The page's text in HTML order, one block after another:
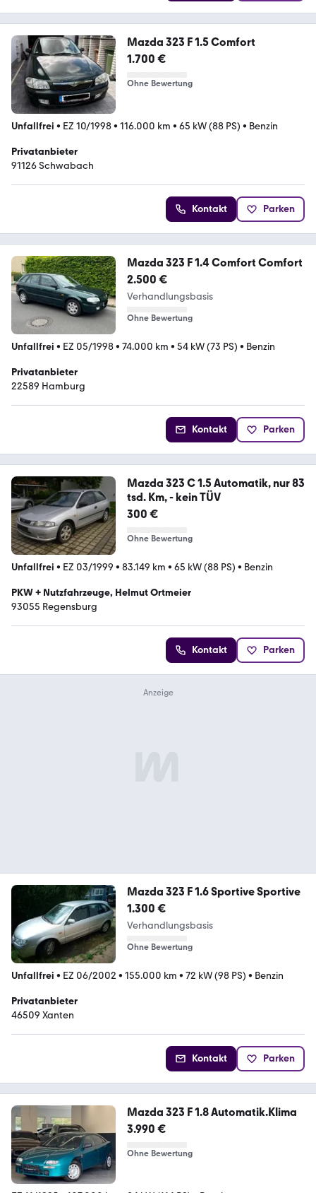
Mazda 323 F 1.5 Comfort
1.700 €
Ohne Bewertung
Unfallfrei • EZ 10/1998• 116.000 km • 65 kW (88 PS) • Benzin
Privatanbieter
91126 Schwabach
Kontakt Parken
Mazda 323 F 1.4 Comfort Comfort
2.500 €
Verhandlungsbasis
Ohne Bewertung
Unfallfrei • EZ 05/1998• 74.000 km • 54 kW (73 PS) • Benzin
Privatanbieter
22589 Hamburg
Kontakt Parken
Mazda 323 C 1.5 Automatik, nur 83
tsd. Km, - kein TÜV
300 €
Ohne Bewertung
Unfallfrei • EZ 03/1999 • 83.149 km • 65 kW (88 PS) • Benzin
PKW + Nutzfahrzeuge, Helmut Ortmeier
93055 Regensburg
Kontakt Parken
Mazda 323 F 1.6 Sportive Sportive
1.300 €
Verhandlungsbasis
Ohne Bewertung
Unfallfrei • EZ 06/2002 • 155.000 km • 72 kW (98 PS) • Benzin
Privatanbieter
46509 Xanten
Kontakt Parken
Mazda 323 F 1.8 Automatik.Klima
3.990 €
Ohne Bewertung